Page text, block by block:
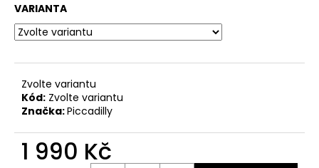
VARIANTA
Zvolte variantu
Kód: Zvolte variantu
Značka:Piccadilly
1 990 Kč
o
p
o
r
č
u
e